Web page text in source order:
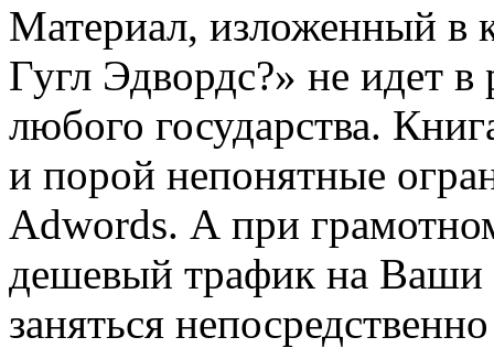
Материал, изложенный в
Гугл Эдвордс?» не идет в
любого государства.
и порой непонятные
Adwords. А при
дешевый трафик на Ваши
заняться